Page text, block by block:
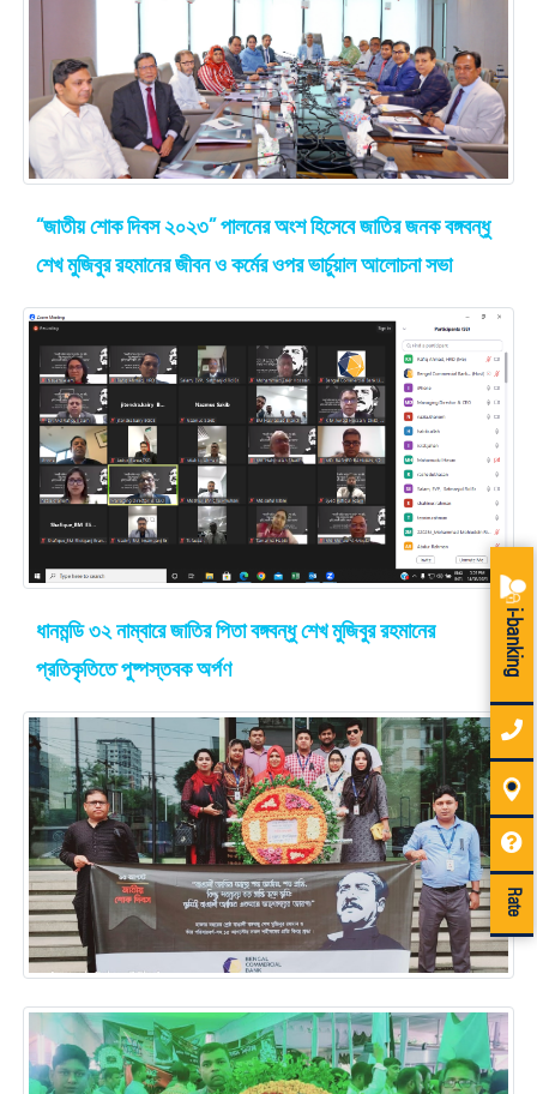
“জাতীয় শোক দিবস ২০২৩” পালনের অংশ হিসেবে জাতির জনক বঙ্গবন্ধু
শেখ মুজিবুর রহমানের জীবন ও কর্মের ওপর ভার্চুয়াল আলোচনা সভা
ধানমন্ডি ৩২ নাম্বারে জাতির পিতা বঙ্গবন্ধু শেখ মুজিবুর রহমানের
প্রতিকৃতিতে পুষ্পস্তবক অর্পণ
i-banking
Rate